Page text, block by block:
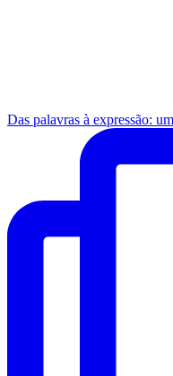
Das palavras à expressão: